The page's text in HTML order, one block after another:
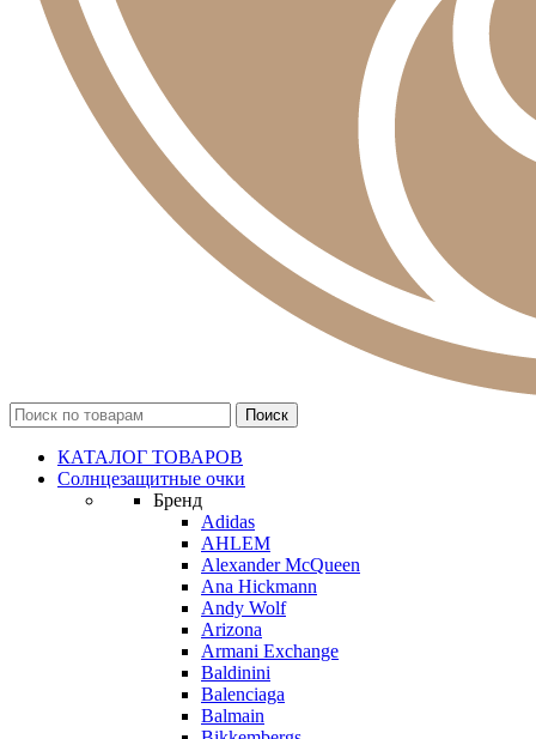
КАТАЛОГ ТОВАРОВ
Солнцезащитные очки
Бренд
Adidas
AHLEM
Alexander McQueen
Ana Hickmann
Andy Wolf
Arizona
Armani Exchange
Baldinini
Balenciaga
Balmain